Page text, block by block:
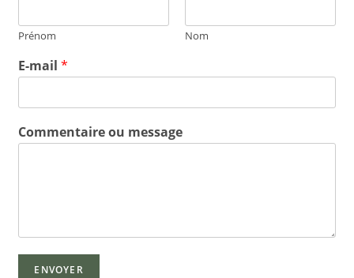
Prénom Nom
E-mail*
Commentaire ou message
ENVOYER